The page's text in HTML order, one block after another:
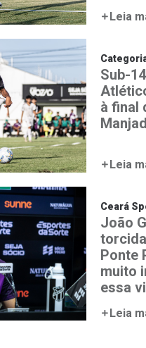
Leia
Sub-
à final
Leia
Ceará
João
Ponte
muito
essa
Leia